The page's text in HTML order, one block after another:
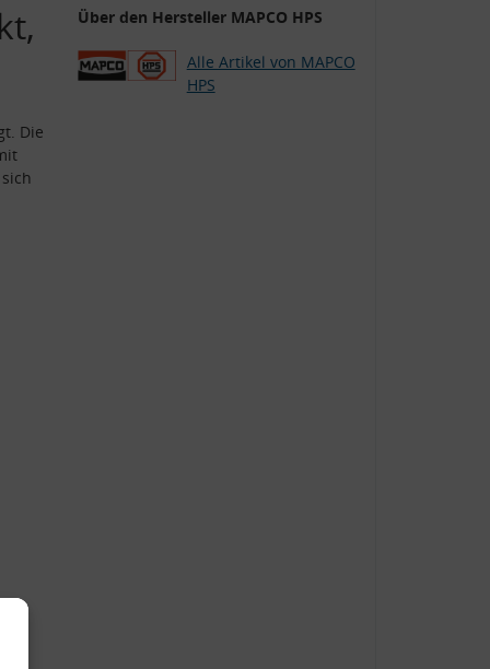
Die
Über den Hersteller MAPCO HPS
Alle Artikel von MAPCO
HPS